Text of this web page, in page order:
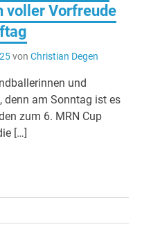
voller Vorfreude
von Christian Degen
und
denn am Sonntag ist es
zum 6. MRN Cup
[…]